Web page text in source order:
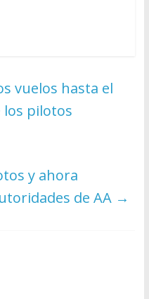
vuelos hasta el
pilotos
y ahora
de AA →